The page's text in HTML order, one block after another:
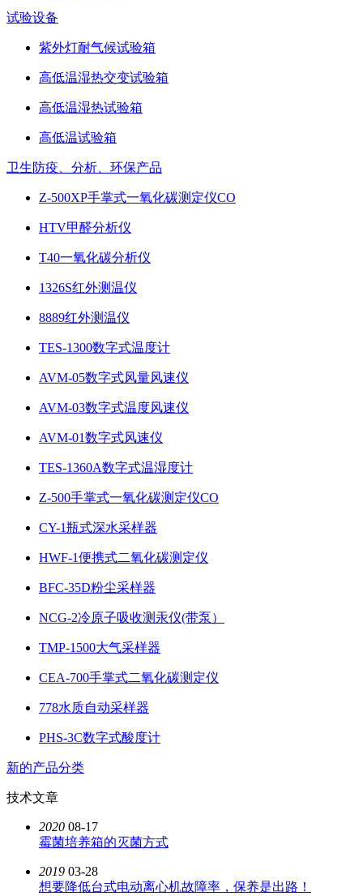
试验设备
紫外灯耐气候试验箱
高低温湿热交变试验箱
高低温湿热试验箱
高低温试验箱
卫生防疫、分析、环保产品
Z-500XP手掌式一氧化碳测定仪CO
HTV甲醛分析仪
T40一氧化碳分析仪
1326S红外测温仪
8889红外测温仪
TES-1300数字式温度计
AVM-05数字式风量风速仪
AVM-03数字式温度风速仪
AVM-01数字式风速仪
TES-1360A数字式温湿度计
Z-500手掌式一氧化碳测定仪CO
CY-1瓶式深水采样器
HWF-1便携式二氧化碳测定仪
BFC-35D粉尘采样器
NCG-2冷原子吸收测汞仪(带泵）
TMP-1500大气采样器
CEA-700手掌式二氧化碳测定仪
778水质自动采样器
PHS-3C数字式酸度计
新的产品分类
技术文章
2020 08-17
霉菌培养箱的灭菌方式
2019 03-28
想要降低台式电动离心机故障率，保养是出路！